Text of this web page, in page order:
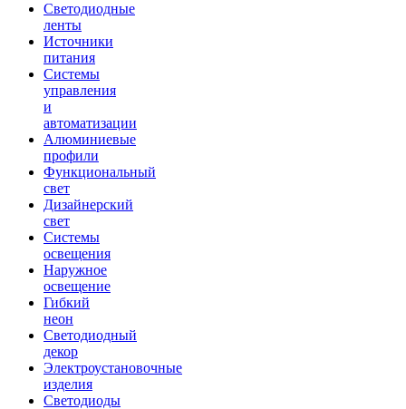
Светодиодные
ленты
Источники
питания
Системы
управления
и
автоматизации
Алюминиевые
профили
Функциональный
свет
Дизайнерский
свет
Системы
освещения
Наружное
освещение
Гибкий
неон
Светодиодный
декор
Электроустановочные
изделия
Светодиоды